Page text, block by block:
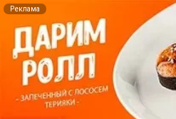
Реклама